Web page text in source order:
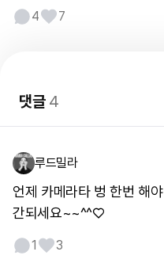
4 7
댓글4
루드밀라
언제 카메라타 벙 한번 해
간되세요~~^^♡
1 3